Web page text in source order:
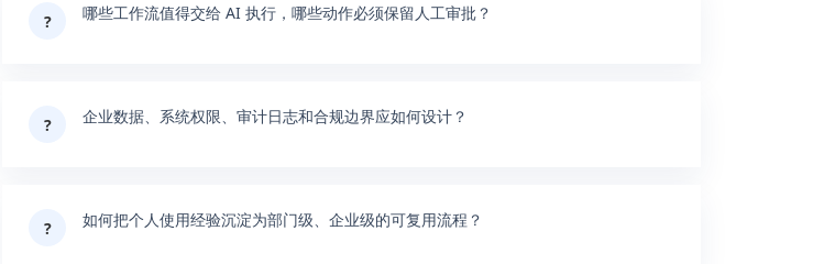
? 哪些工作流值得交给 AI 执行，哪些动作必须保留人工审批？
? 企业数据、系统权限、审计日志和合规边界应如何设计？
? 如何把个人使用经验沉淀为部门级、企业级的可复用流程？